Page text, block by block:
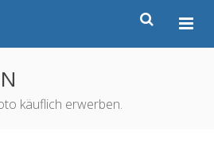
käuflich erwerben.